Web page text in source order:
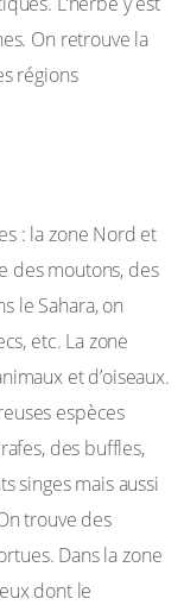
On retrouve la
régions
: la zone Nord et
des moutons, des
le Sahara, on
etc. La zone
et d’oiseaux.
espèces
des buffles,
singes mais aussi
trouve des
Dans la zone
dont le